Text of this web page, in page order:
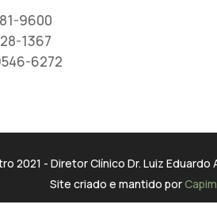
9600
1367
6272
2021 - Diretor Clínico Dr. Luiz Eduardo
Site criado e mantido por